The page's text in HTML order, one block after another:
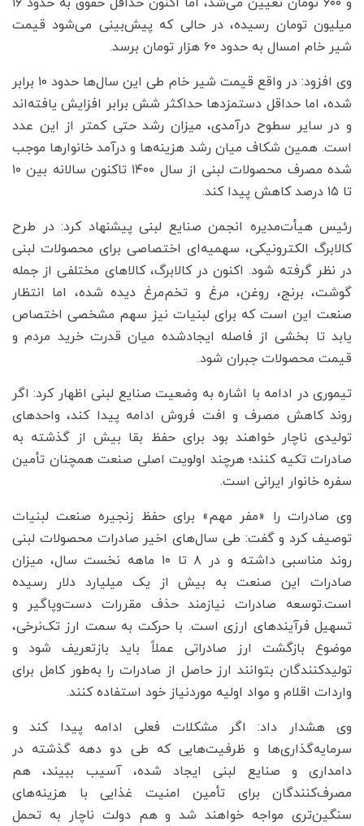
و ۶۰۰ تومان تعیین می‌شد، اما اکنون حداقل حقوق به حدود ۱۶
میلیون تومان رسیده، در حالی که پیش‌بینی می‌شود قیمت
شیر خام امسال به حدود ۶۰ هزار تومان برسد.
وی افزود: در واقع قیمت شیر خام طی این سال‌ها حدود ۱۰ برابر
شده، اما حداقل دستمزدها حداکثر شش برابر افزایش یافته‌اند
و در سایر سطوح درآمدی، میزان رشد حتی کمتر از این عدد
است. همین شکاف میان رشد هزینه‌ها و درآمد خانوارها موجب
شده مصرف محصولات لبنی از سال ۱۴۰۰ تاکنون سالانه بین ۱۰
تا ۱۵ درصد کاهش پیدا کند.
رئیس هیأت‌مدیره انجمن صنایع لبنی پیشنهاد کرد: در طرح
کالابرگ الکترونیکی، سهمیه‌ای اختصاصی برای محصولات لبنی
در نظر گرفته شود. اکنون در کالابرگ، کالاهای مختلفی از جمله
گوشت، برنج، روغن، مرغ و تخم‌مرغ دیده شده، اما انتظار
صنعت این است که برای لبنیات نیز سهم مشخصی اختصاص
یابد تا بخشی از فاصله ایجادشده میان قدرت خرید مردم و
قیمت محصولات جبران شود.
تیموری در ادامه با اشاره به وضعیت صنایع لبنی اظهار کرد: اگر
روند کاهش مصرف و افت فروش ادامه پیدا کند، واحدهای
تولیدی ناچار خواهند بود برای حفظ بقا بیش از گذشته به
صادرات تکیه کنند؛ هرچند اولویت اصلی صنعت همچنان تأمین
سفره خانوار ایرانی است.
وی صادرات را «مفر مهم» برای حفظ زنجیره صنعت لبنیات
توصیف کرد و گفت: طی سال‌های اخیر صادرات محصولات لبنی
روند مناسبی داشته و در ۸ تا ۱۰ ماهه نخست سال، میزان
صادرات این صنعت به بیش از یک میلیارد دلار رسیده
است.توسعه صادرات نیازمند حذف مقررات دست‌وپاگیر و
تسهیل فرآیندهای ارزی است. با حرکت به سمت ارز تک‌نرخی،
موضوع بازگشت ارز صادراتی عملاً باید بازتعریف شود و
تولیدکنندگان بتوانند ارز حاصل از صادرات را به‌طور کامل برای
واردات اقلام و مواد اولیه موردنیاز خود استفاده کنند.
وی هشدار داد: اگر مشکلات فعلی ادامه پیدا کند و
سرمایه‌گذاری‌ها و ظرفیت‌هایی که طی دو دهه گذشته در
دامداری و صنایع لبنی ایجاد شده، آسیب ببیند، هم
مصرف‌کنندگان برای تأمین امنیت غذایی با هزینه‌های
سنگین‌تری مواجه خواهند شد و هم دولت ناچار به تحمل